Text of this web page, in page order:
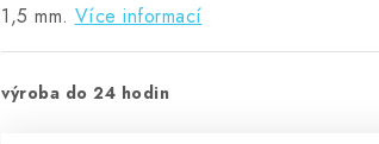
1,5 mm. Více informací
výroba do 24 hodin